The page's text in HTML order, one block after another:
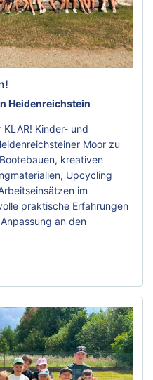
Heidenreichstein
Kinder- und
Moor zu
kreativen
Upcycling
im
praktische Erfahrungen
an den